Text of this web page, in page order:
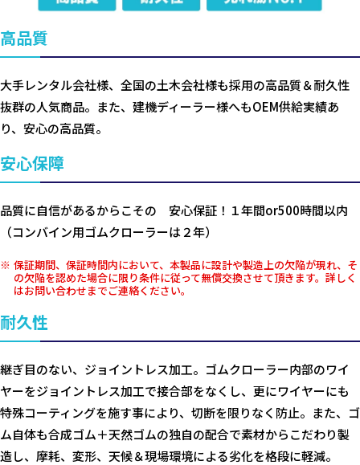
高品質
大手レンタル会社様、全国の土木会社様も採用の高品質＆耐久性
抜群の人気商品。また、建機ディーラー様へもOEM供給実績あ
り、安心の高品質。
安心保障
品質に自信があるからこその 安心保証！１年間or500時間以内
（コンバイン用ゴムクローラーは２年）
保証期間、保証時間内において、本製品に設計や製造上の欠陥が現れ、そ
の欠陥を認めた場合に限り条件に従って無償交換させて頂きます。詳しく
はお問い合わせまでご連絡ください。
耐久性
継ぎ目のない、ジョイントレス加工。ゴムクローラー内部のワイ
ヤーをジョイントレス加工で接合部をなくし、更にワイヤーにも
特殊コーティングを施す事により、切断を限りなく防止。また、ゴ
ム自体も合成ゴム＋天然ゴムの独自の配合で素材からこだわり製
造し、摩耗、変形、天候＆現場環境による劣化を格段に軽減。